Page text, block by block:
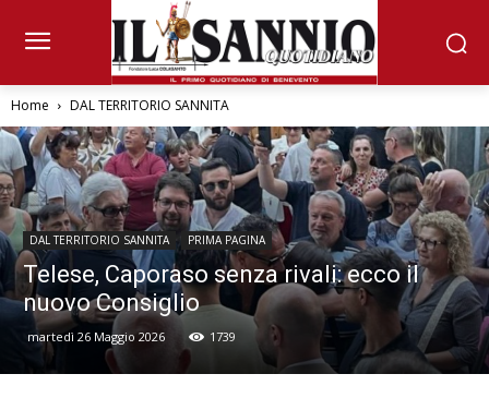
Home DAL TERRITORIO SANNITA
DAL TERRITORIO SANNITA PRIMA PAGINA
Telese, Caporaso senza rivali: ecco il
nuovo Consiglio
martedì 26 Maggio 2026 1739